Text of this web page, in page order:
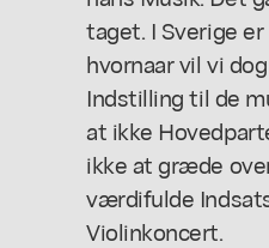
taget. I Sverige
hvornaar vil vi
Indstilling til de
at ikke
ikke at græde
værdifulde
Violinkoncert.